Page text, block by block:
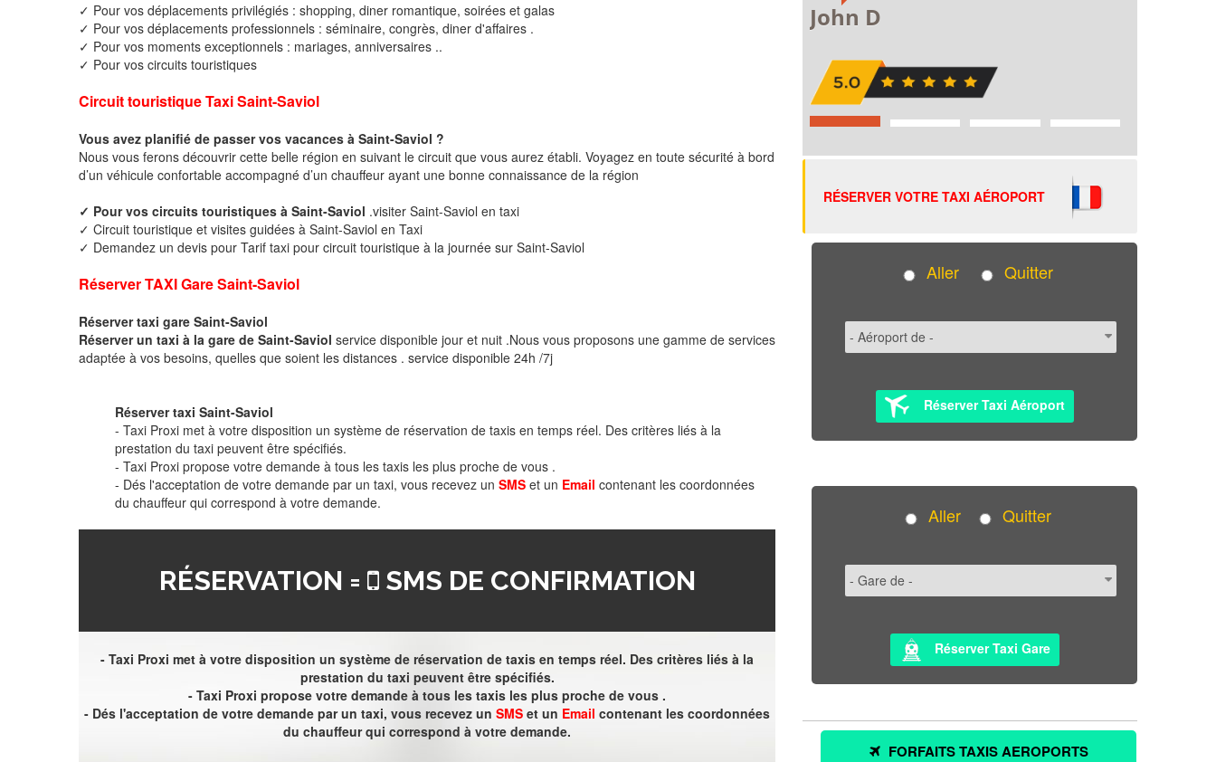
✓ Pour vos déplacements privilégiés : shopping, diner romantique, soirées et galas
✓ Pour vos déplacements professionnels : séminaire, congrès, diner d'affaires .
✓ Pour vos moments exceptionnels : mariages, anniversaires ..
✓ Pour vos circuits touristiques
Circuit touristique Taxi Saint-Saviol
Vous avez planifié de passer vos vacances à Saint-Saviol ?
Nous vous ferons découvrir cette belle région en suivant le circuit que vous aurez établi. Voyagez en toute sécurité à bord
d’un véhicule confortable accompagné d’un chauffeur ayant une bonne connaissance de la région
✓ Pour vos circuits touristiques à Saint-Saviol .visiter Saint-Saviol en taxi
✓ Circuit touristique et visites guidées à Saint-Saviol en Taxi
✓ Demandez un devis pour Tarif taxi pour circuit touristique à la journée sur Saint-Saviol
Réserver TAXI Gare Saint-Saviol
Réserver taxi gare Saint-Saviol
Réserver un taxi à la gare de Saint-Saviol service disponible jour et nuit .Nous vous proposons une gamme de services
adaptée à vos besoins, quelles que soient les distances . service disponible 24h /7j
Réserver taxi Saint-Saviol
- Taxi Proxi met à votre disposition un système de réservation de taxis en temps réel. Des critères liés à la
prestation du taxi peuvent être spécifiés.
- Taxi Proxi propose votre demande à tous les taxis les plus proche de vous .
- Dés l'acceptation de votre demande par un taxi, vous recevez un SMS et un Email contenant les coordonnées
du chauffeur qui correspond à votre demande.
RÉSERVATION = SMS DE CONFIRMATION
- Taxi Proxi met à votre disposition un système de réservation de taxis en temps réel. Des critères liés à la
prestation du taxi peuvent être spécifiés.
- Taxi Proxi propose votre demande à tous les taxis les plus proche de vous .
- Dés l'acceptation de votre demande par un taxi, vous recevez un SMS et un Email contenant les coordonnées
du chauffeur qui correspond à votre demande.
RÉSERVER VOTRE TAXI AÉROPORT
Aller Quitter
Réserver Taxi Aéroport
Aller Quitter
Réserver Taxi Gare
FORFAITS TAXIS AEROPORTS